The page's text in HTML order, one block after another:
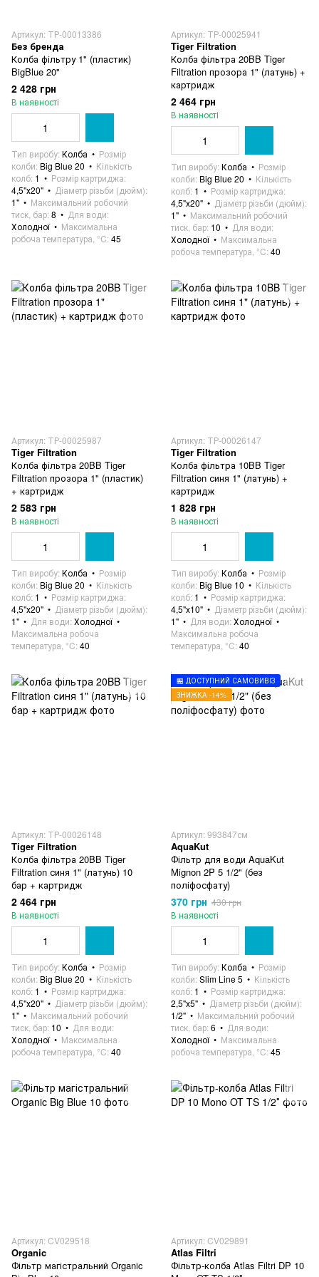
Артикул: ТР-00013386
Без бренда
Колба фільтру 1" (пластик)
BigBlue 20"
2 428 грн
В наявності
Тип виробу Колба
Розмір
колби Big Blue 20
Кількість
колб 1
Розмір картриджа
4,5"х20"
Діаметр різьби (дюйм)
1"
Максимальний робочий
тиск, бар 8
Для води
Холодної
Максимальна
робоча температура, °C 45
Артикул: ТР-00025941
Tiger Filtration
Колба фільтра 20BB Tiger
Filtration прозора 1" (латунь) +
картридж
2 464 грн
В наявності
Тип виробу Колба
Розмір
колби Big Blue 20
Кількість
колб 1
Розмір картриджа
4,5"х20"
Діаметр різьби (дюйм)
1"
Максимальний робочий
тиск, бар 10
Для води
Холодної
Максимальна
робоча температура, °C 40
Артикул: ТР-00025987
Tiger Filtration
Колба фільтра 20BB Tiger
Filtration прозора 1" (пластик)
+ картридж
2 583 грн
В наявності
Тип виробу Колба
Розмір
колби Big Blue 20
Кількість
колб 1
Розмір картриджа
4,5"х20"
Діаметр різьби (дюйм)
1"
Для води Холодної
Максимальна робоча
температура, °C 40
Артикул: ТР-00026147
Tiger Filtration
Колба фільтра 10BB Tiger
Filtration синя 1" (латунь) +
картридж
1 828 грн
В наявності
Тип виробу Колба
Розмір
колби Big Blue 10
Кількість
колб 1
Розмір картриджа
4,5"х10"
Діаметр різьби (дюйм)
1"
Для води Холодної
Максимальна робоча
температура, °C 40
Артикул: ТР-00026148
Tiger Filtration
Колба фільтра 20BB Tiger
Filtration синя 1" (латунь) 10
бар + картридж
2 464 грн
В наявності
Тип виробу Колба
Розмір
колби Big Blue 20
Кількість
колб 1
Розмір картриджа
4,5"х20"
Діаметр різьби (дюйм)
1"
Максимальний робочий
тиск, бар 10
Для води
Холодної
Максимальна
робоча температура, °C 40
🏪 ДОСТУПНИЙ САМОВИВІЗ
ЗНИЖКА -14%
Артикул: 993847см
AquaKut
Фільтр для води AquaKut
Mignon 2P 5 1/2" (без
поліфосфату)
370 грн 430 грн
В наявності
Тип виробу Колба
Розмір
колби Slim Line 5
Кількість
колб 1
Розмір картриджа
2,5"х5"
Діаметр різьби (дюйм)
1/2"
Максимальний робочий
тиск, бар 6
Для води
Холодної
Максимальна
робоча температура, °C 45
Артикул: CV029518
Organic
Фільтр магістральний Organic
Артикул: CV029891
Atlas Filtri
Фільтр-колба Atlas Filtri DP 10